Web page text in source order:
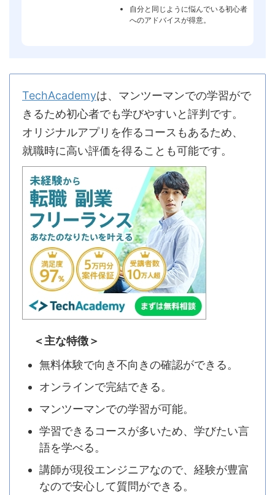
自分と同じように悩んでいる初心者
へのアドバイスが得意。
TechAcademyは、マンツーマンでの学習がで
きるため初心者でも学びやすいと評判です。
オリジナルアプリを作るコースもあるため、
就職時に高い評価を得ることも可能です。
＜主な特徴＞
無料体験で向き不向きの確認ができる。
オンラインで完結できる。
マンツーマンでの学習が可能。
学習できるコースが多いため、学びたい言
語を学べる。
講師が現役エンジニアなので、経験が豊富
なので安心して質問ができる。